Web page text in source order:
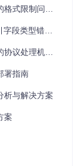
程繁多，还有
建了“学期学
加为子任务，
直观地看到各
试前，他还利
，学习效率大
，将任务分配
和进度报告。
快速找到需要
制问题解析
错误问题分析
理机制分析
署指南
析与解决方案
案